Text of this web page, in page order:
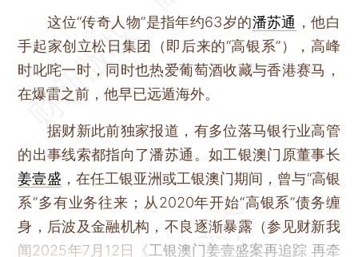
这位“传奇人物”是指年约63岁的潘苏通 ，他白
手起家创立松日集团（即后来的“高银系”），高峰
时叱咤一时，同时也热爱葡萄酒收藏与香港赛马，
在爆雷之前，他早已远遁海外。
据财新此前独家报道，有多位落马银行业高管
的出事线索都指向了潘苏通。如工银澳门原董事长
姜壹盛 ，在任工银亚洲或工银澳门期间，曾与“高银
系”多有业务往来；从2020年开始“高银系”债务缠
身，后波及金融机构，不良逐渐暴露（参见财新我
闻2025年7月12日《工银澳门姜壹盛案再追踪 再牵